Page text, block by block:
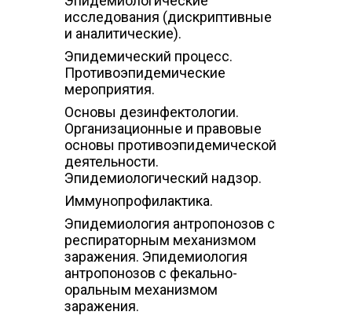
исследования (дискриптивные
и аналитические).
Эпидемический процесс.
Противоэпидемические
мероприятия.
Основы дезинфектологии.
Организационные и правовые
основы противоэпидемической
деятельности.
Эпидемиологический надзор.
Иммунопрофилактика.
Эпидемиология антропонозов с
респираторным механизмом
заражения. Эпидемиология
антропонозов с фекально-
оральным механизмом
заражения.